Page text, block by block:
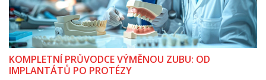
KOMPLETNÍ PRŮVODCE VÝMĚNOU ZUBU: OD
IMPLANTÁTŮ PO PROTÉZY